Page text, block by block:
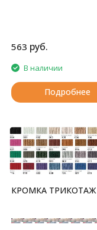
563 руб.
В наличии
Подробнее
КРОМКА ТРИКОТАЖ